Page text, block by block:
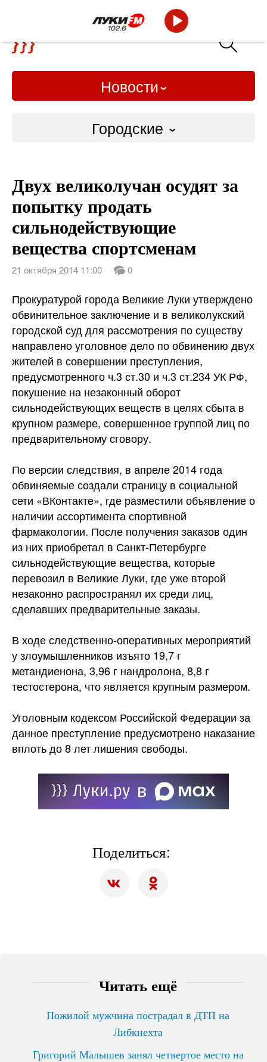
Новости
Городские
Слово Дело
Народные
ВТРК
Двух великолучан осудят за
попытку продать
сильнодействующие
вещества спортсменам
21 октября 2014 11:00 0
Прокуратурой города Великие Луки утверждено
обвинительное заключение и в великолукский
городской суд для рассмотрения по существу
направлено уголовное дело по обвинению двух
жителей в совершении преступления,
предусмотренного ч.3 ст.30 и ч.3 ст.234 УК РФ,
покушение на незаконный оборот
сильнодействующих веществ в целях сбыта в
крупном размере, совершенное группой лиц по
предварительномусговору.
По версии следствия, в апреле 2014 года
обвиняемые создали страницу в социальной
сети «ВКонтакте», где разместили объявление о
наличии ассортимента спортивной
фармакологии. После получения заказов один
из них приобретал в Санкт-Петербурге
сильнодействующие вещества, которые
перевозил в Великие Луки, где уже второй
незаконно распространял их среди лиц,
сделавших предварительные заказы.
В ходе следственно-оперативных мероприятий
у злоумышленников изъято 19,7 г
метандиенона, 3,96 г нандролона, 8,8 г
тестостерона, что является крупным размером.
Уголовным кодексом Российской Федерации за
данное преступление предусмотрено наказание
вплоть до 8 лет лишения свободы.
Поделиться:
Читать ещё
Пожилой мужчина пострадал в ДТП на
Либкнехта
Григорий Малышев занял четвертое место на